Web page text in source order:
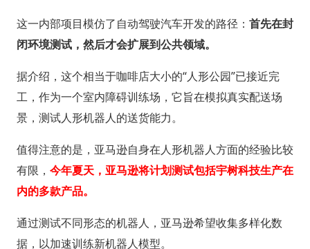
这一内部项目模仿了自动驾驶汽车开发的路径： 首先在封
闭环境测试，然后才会扩展到公共领域。
据介绍，这个相当于咖啡店大小的“人形公园”已接近完
工，作为一个室内障碍训练场，它旨在模拟真实配送场
景，测试人形机器人的送货能力。
值得注意的是，亚马逊自身在人形机器人方面的经验比较
有限， 今年夏天，亚马逊将计划测试包括宇树科技生产在
内的多款产品。
通过测试不同形态的机器人，亚马逊希望收集多样化数
据，以加速训练新机器人模型。